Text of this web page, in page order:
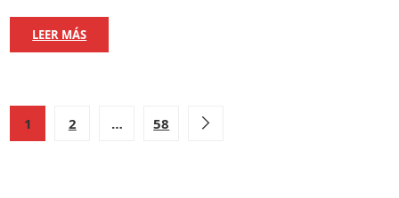
LEER MÁS
1 2 … 58